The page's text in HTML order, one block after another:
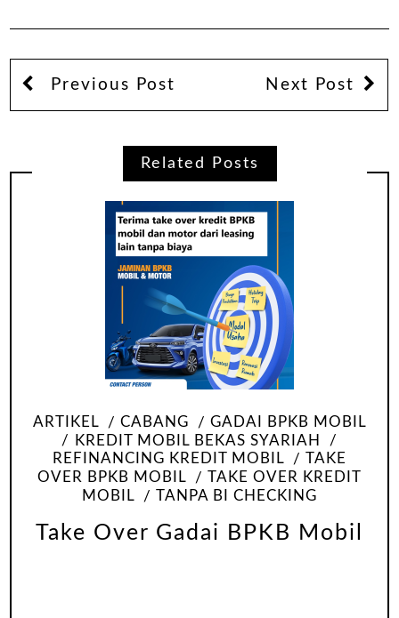
Previous Post Next Post
Related Posts
ARTIKEL CABANG
GADAI BPKB MOBIL
KREDIT MOBIL BEKAS SYARIAH
REFINANCING KREDIT MOBIL
TAKE
OVER BPKB MOBIL
TAKE OVER KREDIT
MOBIL
TANPA BI CHECKING
Take Over Gadai BPKB Mobil